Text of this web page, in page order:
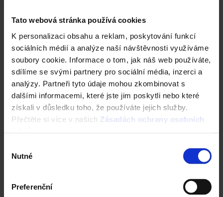
Tato webová stránka používá cookies
K personalizaci obsahu a reklam, poskytování funkcí
sociálních médií a analýze naší návštěvnosti využíváme
soubory cookie. Informace o tom, jak náš web používáte,
sdílíme se svými partnery pro sociální média, inzerci a
analýzy. Partneři tyto údaje mohou zkombinovat s
dalšími informacemi, které jste jim poskytli nebo které
získali v důsledku toho, že používáte jejich služby.
Přečtěte si více v našich Zásadách ochrany osobních
souhlasu
Nutné
PreferenčníKalkulace fasády